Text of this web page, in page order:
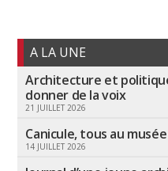
A LA UNE
Architecture et
donner de la voix
21 JUILLET 2026
Canicule, tous au musée
14 JUILLET 2026